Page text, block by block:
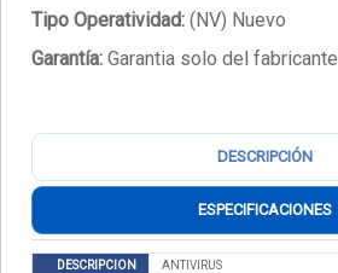
Tipo Operatividad: (NV) Nuevo
Garantía: Garantia solo del fabricante
DESCRIPCIÓN
ESPECIFICACIONES
DESCRIPCION
ANTIVIRUS